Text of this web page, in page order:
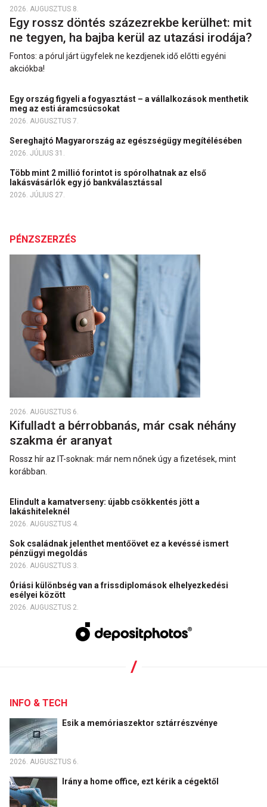
2026. AUGUSZTUS 8.
Egy rossz döntés százezrekbe kerülhet: mit
ne tegyen, ha bajba kerül az utazási irodája?
Fontos: a pórul járt ügyfelek ne kezdjenek idő előtti egyéni
akciókba!
Egy ország figyeli a fogyasztást – a vállalkozások menthetik
meg az esti áramcsúcsokat
2026. AUGUSZTUS 7.
Sereghajtó Magyarország az egészségügy megítélésében
2026. JÚLIUS 31.
Több mint 2 millió forintot is spórolhatnak az első
lakásvásárlók egy jó bankválasztással
2026. JÚLIUS 27.
PÉNZSZERZÉS
2026. AUGUSZTUS 6.
Kifulladt a bérrobbanás, már csak néhány
szakma ér aranyat
Rossz hír az IT-soknak: már nem nőnek úgy a fizetések, mint
korábban.
Elindult a kamatverseny: újabb csökkentés jött a
lakáshiteleknél
2026. AUGUSZTUS 4.
Sok családnak jelenthet mentőövet ez a kevéssé ismert
pénzügyi megoldás
2026. AUGUSZTUS 3.
Óriási különbség van a frissdiplomások elhelyezkedési
esélyei között
2026. AUGUSZTUS 2.
INFO & TECH
Esik a memóriaszektor sztárrészvénye
2026. AUGUSZTUS 6.
Irány a home office, ezt kérik a cégektől